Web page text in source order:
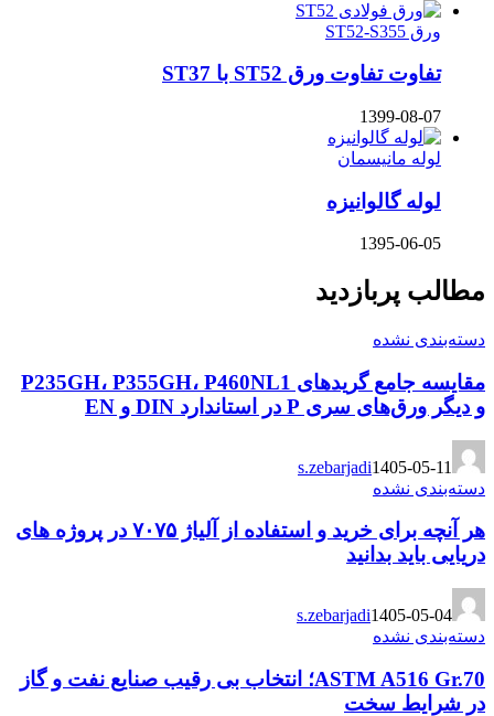
ورق ST52-S355
تفاوت تفاوت ورق ST52 با ST37
1399-08-07
لوله مانیسمان
لوله گالوانیزه
1395-06-05
مطالب پربازدید
دسته‌بندی نشده
مقایسه جامع گریدهای P235GH، P355GH، P460NL1
و دیگر ورق‌های سری P در استاندارد DIN و EN
s.zebarjadi1405-05-11
دسته‌بندی نشده
هر آنچه برای خرید و استفاده از آلیاژ ۷۰۷۵ در پروژه های
دریایی باید بدانید
s.zebarjadi1405-05-04
دسته‌بندی نشده
ASTM A516 Gr.70؛ انتخاب بی رقیب صنایع نفت و گاز
در شرایط سخت